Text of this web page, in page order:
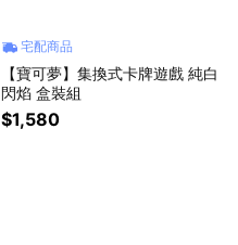
宅配商品
【寶可夢】集換式卡牌遊戲 純白
閃焰 盒裝組
$1,580